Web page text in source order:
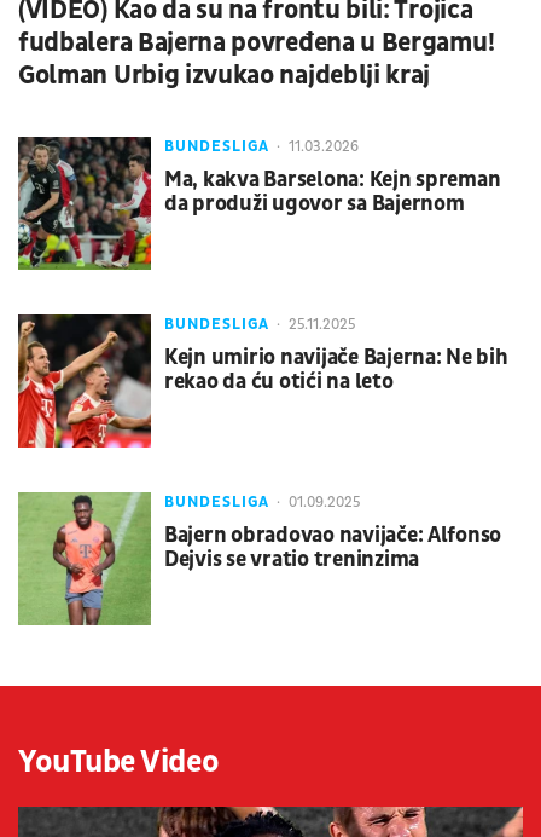
(VIDEO) Kao da su na frontu bili: Trojica
fudbalera Bajerna povređena u Bergamu!
Golman Urbig izvukao najdeblji kraj
BUNDESLIGA 11.03.2026
Ma, kakva Barselona: Kejn spreman
da produži ugovor sa Bajernom
BUNDESLIGA 25.11.2025
Kejn umirio navijače Bajerna: Ne bih
rekao da ću otići na leto
BUNDESLIGA 01.09.2025
Bajern obradovao navijače: Alfonso
Dejvis se vratio treninzima
YouTube Video